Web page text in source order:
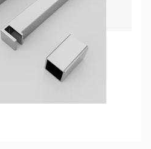
de profils
ou à droite 200 cm